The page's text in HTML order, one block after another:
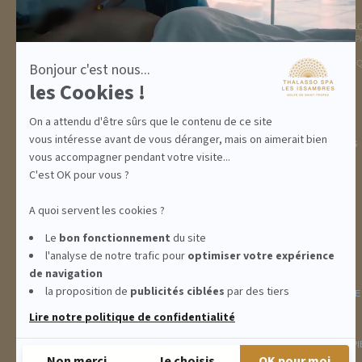
Bonjour c'est nous...
les Cookies !
On a attendu d'être sûrs que le contenu de ce site
vous intéresse avant de vous déranger, mais on aimerait bien
vous accompagner pendant votre visite...
C'est OK pour vous ?
A quoi servent les cookies ?
Le bon fonctionnement du site
l'analyse de notre trafic pour optimiservotre expérience
de navigation
la proposition de publicités ciblées par des tiers
Lire notre politique de confidentialité
DESTINATION
GOLFE DE ST TROPEZ
HÉBERGEMENTS
INCENTIVE
THALASSO SPA
LA THALASSO EN
CENTRE THALASSO
INFORMATIONS
ABONNEMENTS IDÉES CADEAUX PROMOS
INFORMATIONS CONDITIONS GÉNÉRALES
THALASSO SPA LES ISSAMBRES - RÉSIDENCE LES CALANQUES